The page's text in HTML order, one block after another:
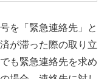
を「緊急連絡先」と
が滞った際の取り立
も緊急連絡先を求め